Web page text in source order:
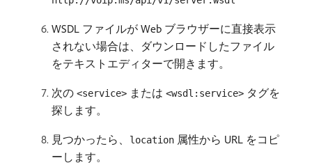
WSDL ファイルが Web ブラウザーに直接表示
されない場合は、ダウンロードしたファイル
をテキストエディターで開きます。
次の <service> または <wsdl:service> タグを
探します。
見つかったら、 location 属性から URL をコピ
ーします。